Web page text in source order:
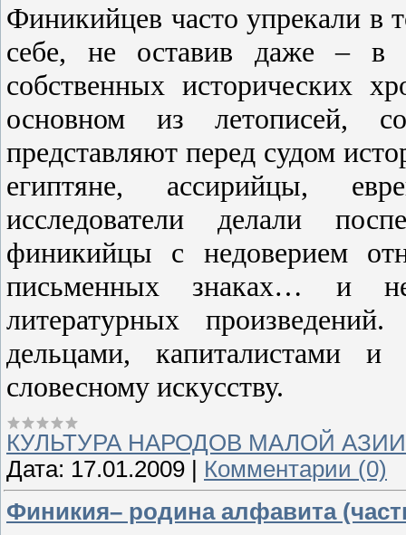
Финикийцев часто упрекали в
себе, не оставив даже – в
собственных исторических
основном из летописей,
представляют перед судом
египтяне, ассирийцы,
исследователи делали
финикийцы с недоверием
письменных знаках… и
литературных
дельцами, капиталистами
словесному искусству.
КУЛЬТУРА НАРОДОВ МАЛОЙ АЗИИ
Дата: 17.01.2009 | Комментарии (0)
Финикия– родина алфавита